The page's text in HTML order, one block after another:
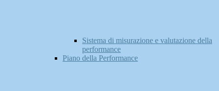
Sistema di misurazione e valutazione della
performance
Piano della Performance